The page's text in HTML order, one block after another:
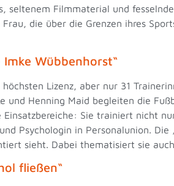
seltenem Filmmaterial und
die über die Grenzen ihres
Wübbenhorst“
Lizenz, aber nur 31
und Henning Maid begleiten die
Sie trainiert nicht
Psychologin in Personalunion.
sieht. Dabei thematisiert sie
fließen“